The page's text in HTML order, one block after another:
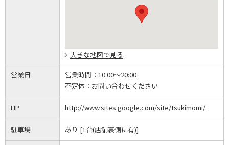
大きな地図で見る
営業日 営業時間： 10:00～20:00
不定休： お問い合わせください
HP http://www.sites.google.com/site/tsukimomi/
駐車場 あり [1台(店舗裏側に有)]